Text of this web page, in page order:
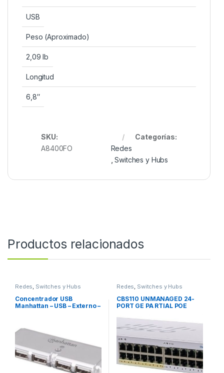
USB
Peso (Aproximado)
2,09 lb
Longitud
6,8″
SKU:
A8400FO
Categorías:
Redes
,Switches y Hubs
Productos relacionados
Redes Switches y Hubs
Concentrador USB
Manhattan – USB – Externo –
FUENTE
Redes Switches y Hubs
CBS110 UNMANAGED 24-
PORT GE PA RTIAL POE
UNMANAGED 24-PORT GE
PA RTIAL POE 2X1G SFP
SHARED